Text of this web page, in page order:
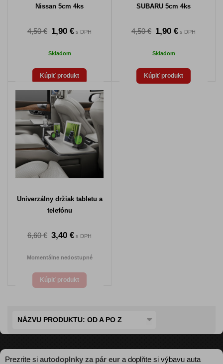
Nissan 5cm 4ks
4,50 € 1,90 € s DPH
Skladom
Kúpiť produkt
SUBARU 5cm 4ks
4,50 € 1,90 € s DPH
Skladom
Kúpiť produkt
Univerzálny držiak tabletu a
telefónu
6,60 € 3,40 € s DPH
Momentálne nedostupné
Kúpiť produkt
NÁZVU PRODUKTU: OD A PO Z
Prezrite si autodoplnky za pár eur a doplňte si výbavu auta